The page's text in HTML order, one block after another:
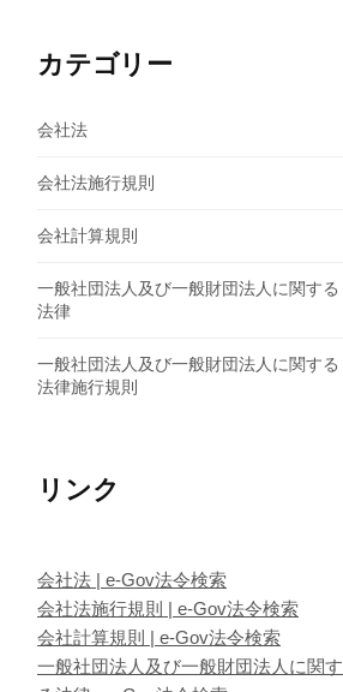
カテゴリー
会社法
会社法施行規則
会社計算規則
一般社団法人及び一般財団法人に関する
法律
一般社団法人及び一般財団法人に関する
法律施行規則
リンク
会社法 | e-Gov法令検索
会社法施行規則 | e-Gov法令検索
会社計算規則 | e-Gov法令検索
一般社団法人及び一般財団法人に関す